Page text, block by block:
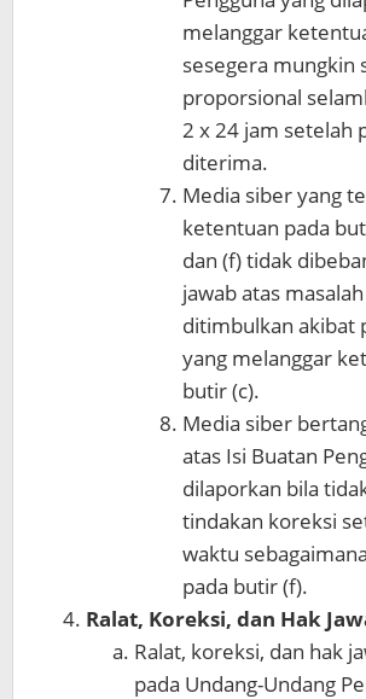
melanggar
sesegera mungkin
proporsional
2 x 24 jam setelah
diterima.
Media siber yang
ketentuan pada
dan (f) tidak
jawab atas
ditimbulkan akibat
yang melanggar
butir (c).
Media siber
atas Isi Buatan
dilaporkan bila
tindakan koreksi
waktu
pada butir (f).
Ralat, Koreksi, dan Hak
Ralat, koreksi, dan hak
pada Undang-Undang